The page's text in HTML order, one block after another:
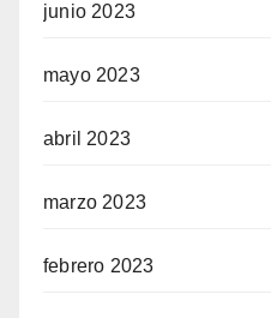
junio 2023
mayo 2023
abril 2023
marzo 2023
febrero 2023